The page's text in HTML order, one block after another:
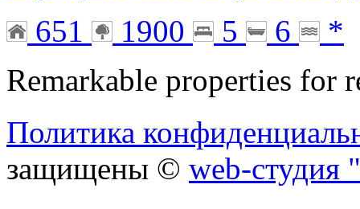
651
1900 5 6
*
Remarkable properties for
Политика
защищены © web-студия